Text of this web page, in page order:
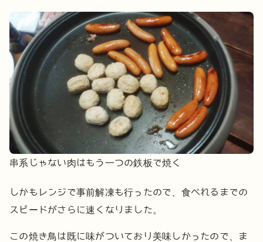
串系じゃない肉はもう一つの鉄板で焼く
しかもレンジで事前解凍も行ったので、食べれるまでの
スピードがさらに速くなりました。
この焼き鳥は既に味がついており美味しかったので、ま